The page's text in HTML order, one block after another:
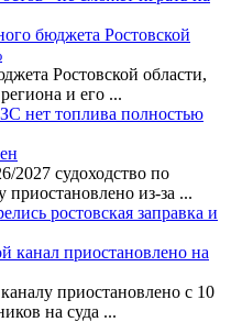
бюджета Ростовской
Ростовской области,
и его ...
нет топлива полностью
2027 судоходство по
из-за ...
ростовская заправка и
канал приостановлено на
приостановлено с 10
на суда ...